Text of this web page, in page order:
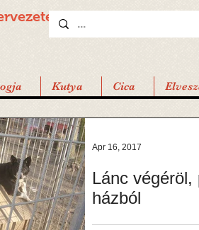
Kutya Cica
Lánc
házból
Drága Linda...Drága
Apr 16, 2017